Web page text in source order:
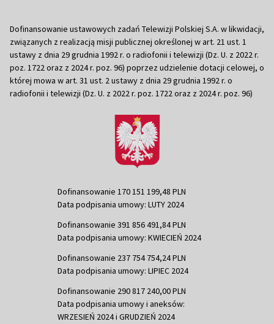
Dofinansowanie ustawowych zadań Telewizji Polskiej S.A. w likwidacji,
związanych z realizacją misji publicznej określonej w art. 21 ust. 1
ustawy z dnia 29 grudnia 1992 r. o radiofonii i telewizji (Dz. U. z 2022 r.
poz. 1722 oraz z 2024 r. poz. 96) poprzez udzielenie dotacji celowej, o
której mowa w art. 31 ust. 2 ustawy z dnia 29 grudnia 1992 r. o
radiofonii i telewizji (Dz. U. z 2022 r. poz. 1722 oraz z 2024 r. poz. 96)
Dofinansowanie 170 151 199,48 PLN
Data podpisania umowy: LUTY 2024
Dofinansowanie 391 856 491,84 PLN
Data podpisania umowy: KWIECIEŃ 2024
Dofinansowanie 237 754 754,24 PLN
Data podpisania umowy: LIPIEC 2024
Dofinansowanie 290 817 240,00 PLN
Data podpisania umowy i aneksów:
WRZESIEŃ 2024 i GRUDZIEŃ 2024